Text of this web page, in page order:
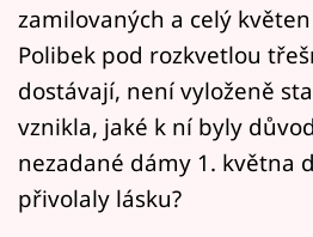
Sledujte nás
zamilovaných a celý
Polibek pod rozkvetlou
dostávají, není vyloženě
vznikla, jaké k ní byly
nezadané dámy 1. května
přivolaly lásku?